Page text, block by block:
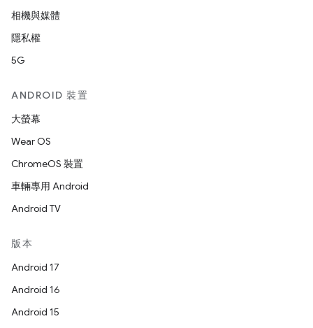
相機與媒體
隱私權
5G
ANDROID 裝置
大螢幕
Wear OS
ChromeOS 裝置
車輛專用 Android
Android TV
版本
Android 17
Android 16
Android 15